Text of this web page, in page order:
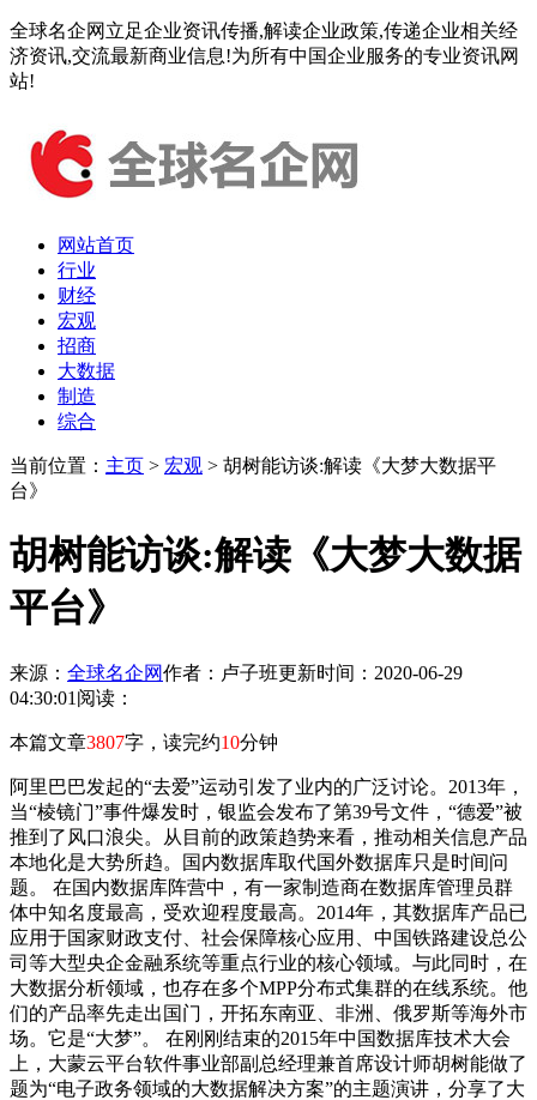
全球名企网立足企业资讯传播,解读企业政策,传递企业相关经
济资讯,交流最新商业信息!为所有中国企业服务的专业资讯网
站!
网站首页
行业
财经
宏观
招商
大数据
制造
综合
当前位置： 主页 > 宏观 > 胡树能访谈:解读《大梦大数据平
台》
胡树能访谈:解读《大梦大数据
平台》
来源： 全球名企网作者：卢子班更新时间：2020-06-29
04:30:01 阅读：
本篇文章3807字，读完约10分钟
阿里巴巴发起的“去爱”运动引发了业内的广泛讨论。2013年，
当“棱镜门”事件爆发时，银监会发布了第39号文件，“德爱”被
推到了风口浪尖。从目前的政策趋势来看，推动相关信息产品
本地化是大势所趋。国内数据库取代国外数据库只是时间问
题。 在国内数据库阵营中，有一家制造商在数据库管理员群
体中知名度最高，受欢迎程度最高。2014年，其数据库产品已
应用于国家财政支付、社会保障核心应用、中国铁路建设总公
司等大型央企金融系统等重点行业的核心领域。与此同时，在
大数据分析领域，也存在多个MPP分布式集群的在线系统。他
们的产品率先走出国门，开拓东南亚、非洲、俄罗斯等海外市
场。它是“大梦”。 在刚刚结束的2015年中国数据库技术大会
上，大蒙云平台软件事业部副总经理兼首席设计师胡树能做了
题为“电子政务领域的大数据解决方案”的主题演讲，分享了大